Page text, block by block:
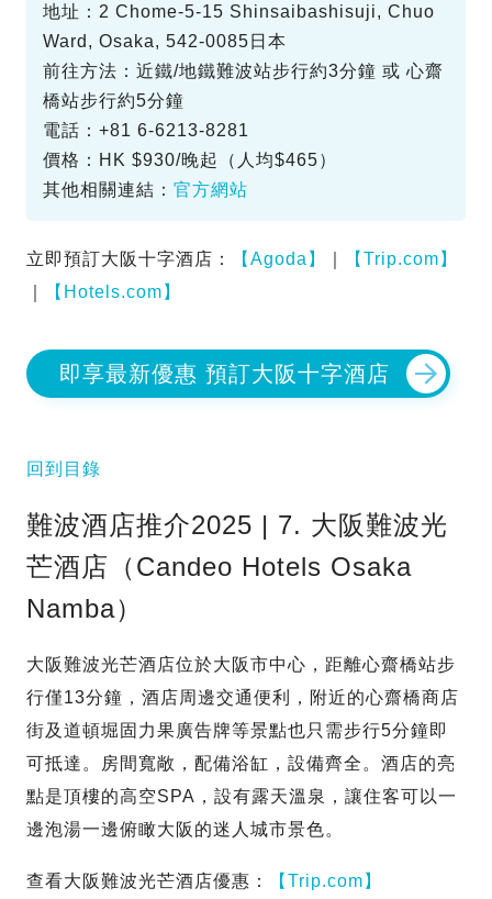
地址：2 Chome-5-15 Shinsaibashisuji, Chuo
Ward, Osaka, 542-0085日本
前往方法：近鐵/地鐵難波站步行約3分鐘 或 心齋
橋站步行約5分鐘
電話：+81 6-6213-8281
價格：HK $930/晚起（人均$465）
其他相關連結： 官方網站
立即預訂大阪十字酒店： 【Agoda】
【Trip.com】
【Hotels.com】
即享最新優惠 預訂大阪十字酒店
回到目錄
難波酒店推介2025 | 7. 大阪難波光
芒酒店（Candeo Hotels Osaka
Namba）
大阪難波光芒酒店位於大阪市中心，距離心齋橋站步
行僅13分鐘，酒店周邊交通便利，附近的心齋橋商店
街及道頓堀固力果廣告牌等景點也只需步行5分鐘即
可抵達。房間寬敞，配備浴缸，設備齊全。酒店的亮
點是頂樓的高空SPA，設有露天溫泉，讓住客可以一
邊泡湯一邊俯瞰大阪的迷人城市景色。
查看大阪難波光芒酒店優惠： 【Trip.com】